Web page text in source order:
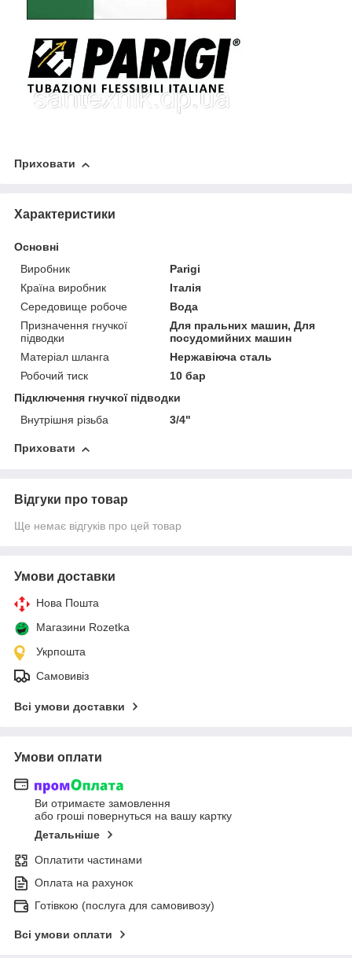
Приховати
Характеристики
Основні
Виробник
Parigi
Країна виробник
Італія
Середовище робоче
Вода
Призначення гнучкої
підводки
Для пральних машин, Для
посудомийних машин
Матеріал шланга
Нержавіюча сталь
Робочий тиск
10 бар
Підключення гнучкої підводки
Внутрішня різьба
3/4"
Приховати
Відгуки про товар
Ще немає відгуків про цей товар
Умови доставки
Нова Пошта
Магазини Rozetka
Укрпошта
Самовивіз
Всі умови доставки
Умови оплати
Ви отримаєте замовлення
або гроші повернуться на вашу картку
Детальніше
Оплатити частинами
Оплата на рахунок
Готівкою (послуга для самовивозу)
Всі умови оплати